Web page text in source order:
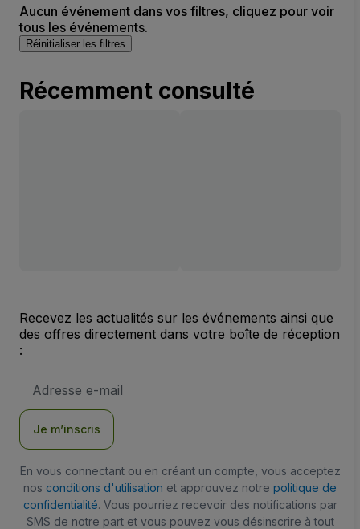
Aucun événement dans vos filtres, cliquez pour voir
tous les événements.
Réinitialiser les filtres
Récemment consulté
Recevez les actualités sur les événements ainsi que
des offres directement dans votre boîte de réception
:
e-
Je m’inscris
En vous connectant ou en créant un compte, vous acceptez
nos conditions d'utilisation et approuvez notre politique de
confidentialité. Vous pourriez recevoir des notifications par
SMS de notre part et vous pouvez vous désinscrire à tout